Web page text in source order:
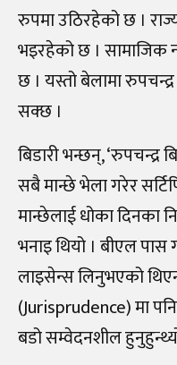
रुपमा उठिरहेको छ ।
भइरहेको छ । सामाजिक
छ । यस्तो बेलामा
सक्छ ।
बिडारी भन्छन्,
सबै मान्छे भेला गरेर
मान्छेलाई धोका दिनका
भनाइ थियो । बीएल पास
लाइसेन्स लिनुभएको थिएन
(Jurisprudence) मा
बडो सम्वेदनशील